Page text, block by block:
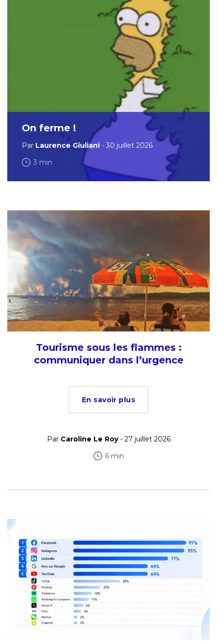
On ferme !
Par Laurence Giuliani - 30 juillet 2026
3 min
Tourisme sous les flammes :
communiquer dans l’urgence
En savoir plus
Par Caroline Le Roy- 27 juillet 2026
6 min